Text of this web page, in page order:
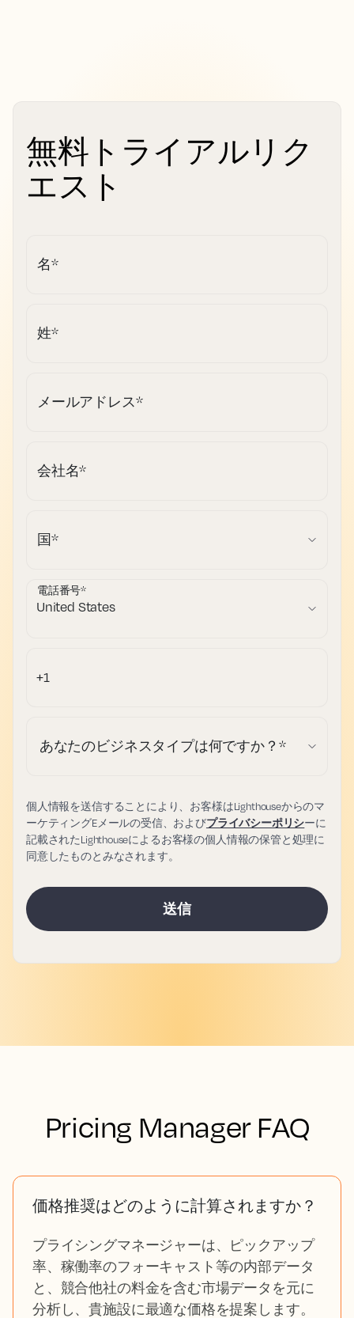
無料トライアルリク
エスト
名*
姓*
メールアドレス*
会社名*
国*
電話番号*
あなたのビジネスタイプは何ですか？ *
個人情報を送信することにより、お客様はLighthouseからのマ
ーケティングEメールの受信、およびプライバシーポリシーに
記載されたLighthouseによるお客様の個人情報の保管と処理に
同意したものとみなされます。
Pricing Manager FAQ
価格推奨はどのように計算されますか？
プライシングマネージャーは、ピックアップ
率、稼働率のフォーキャスト等の内部データ
と、競合他社の料金を含む市場データを元に
分析し、貴施設に最適な価格を提案します。